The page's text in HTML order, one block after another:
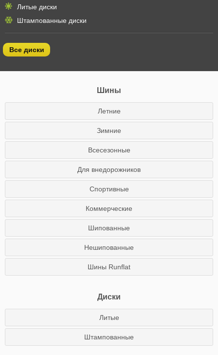
Литые диски
Штампованные диски
Все диски
Шины
Летние
Зимние
Всесезонные
Для внедорожников
Спортивные
Коммерческие
Шипованные
Нешипованные
Шины Runflat
Диски
Литые
Штампованные